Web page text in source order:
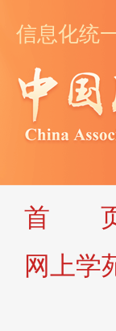
信息化统
首
网上学